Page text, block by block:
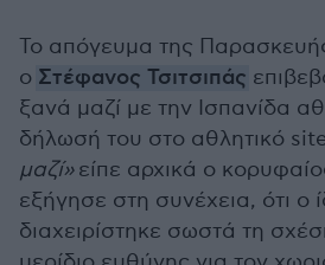
Το απόγευμα της
ο Στέφανος Τσιτσιπάς
ξανά μαζί με την Ισπανίδα
δήλωσή του στο αθλητικό
μαζί»είπε αρχικά ο
εξήγησε στη συνέχεια, ότι ο
διαχειρίστηκε σωστά τη